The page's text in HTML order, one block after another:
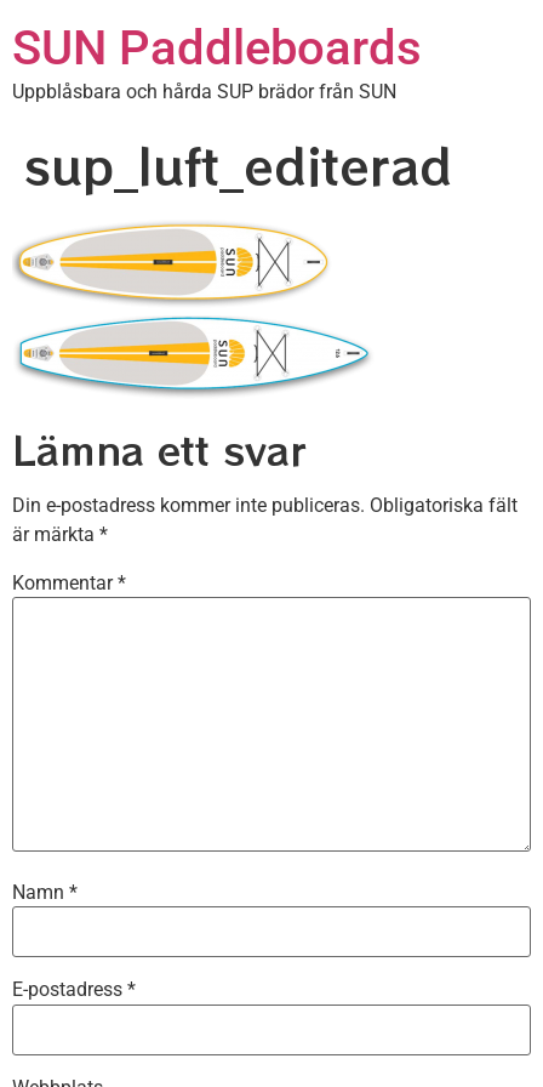
SUN Paddleboards
Uppblåsbara och hårda SUP brädor från SUN
sup_luft_editerad
Lämna ett svar
Din e-postadress kommer inte publiceras. Obligatoriska fält
är märkta *
Kommentar*
Namn *
E-postadress *